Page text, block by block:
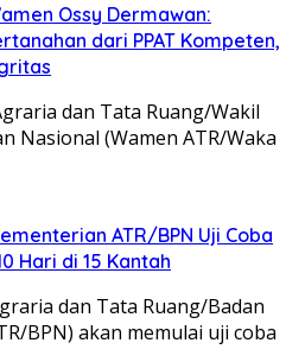
Ossy Dermawan:
dari PPAT Kompeten,
dan Tata Ruang/Wakil
Nasional (Wamen ATR/Waka
ATR/BPN Uji Coba
Hari di 15 Kantah
dan Tata Ruang/Badan
BPN) akan memulai uji coba